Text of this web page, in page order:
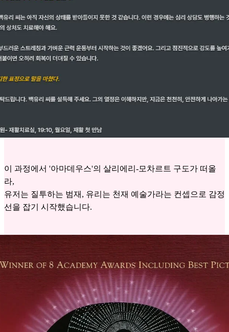
이 과정에서 '아마데우스'의 살리에리-모차르트 구도가 떠올
라,
유저는 질투하는 범재, 유리는 천재 예술가라는 컨셉으로 감정
선을 잡기 시작했습니다.